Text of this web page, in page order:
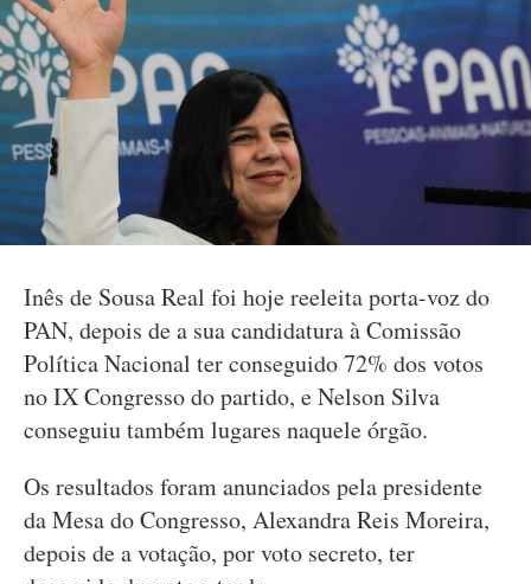
Inês de Sousa Real foi hoje reeleita porta-voz do
PAN, depois de a sua candidatura à Comissão
Política Nacional ter conseguido 72% dos votos
no IX Congresso do partido, e Nelson Silva
conseguiu também lugares naquele órgão.
Os resultados foram anunciados pela presidente
da Mesa do Congresso, Alexandra Reis Moreira,
depois de a votação, por voto secreto, ter